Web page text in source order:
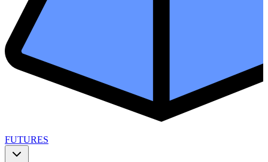
FUTURES